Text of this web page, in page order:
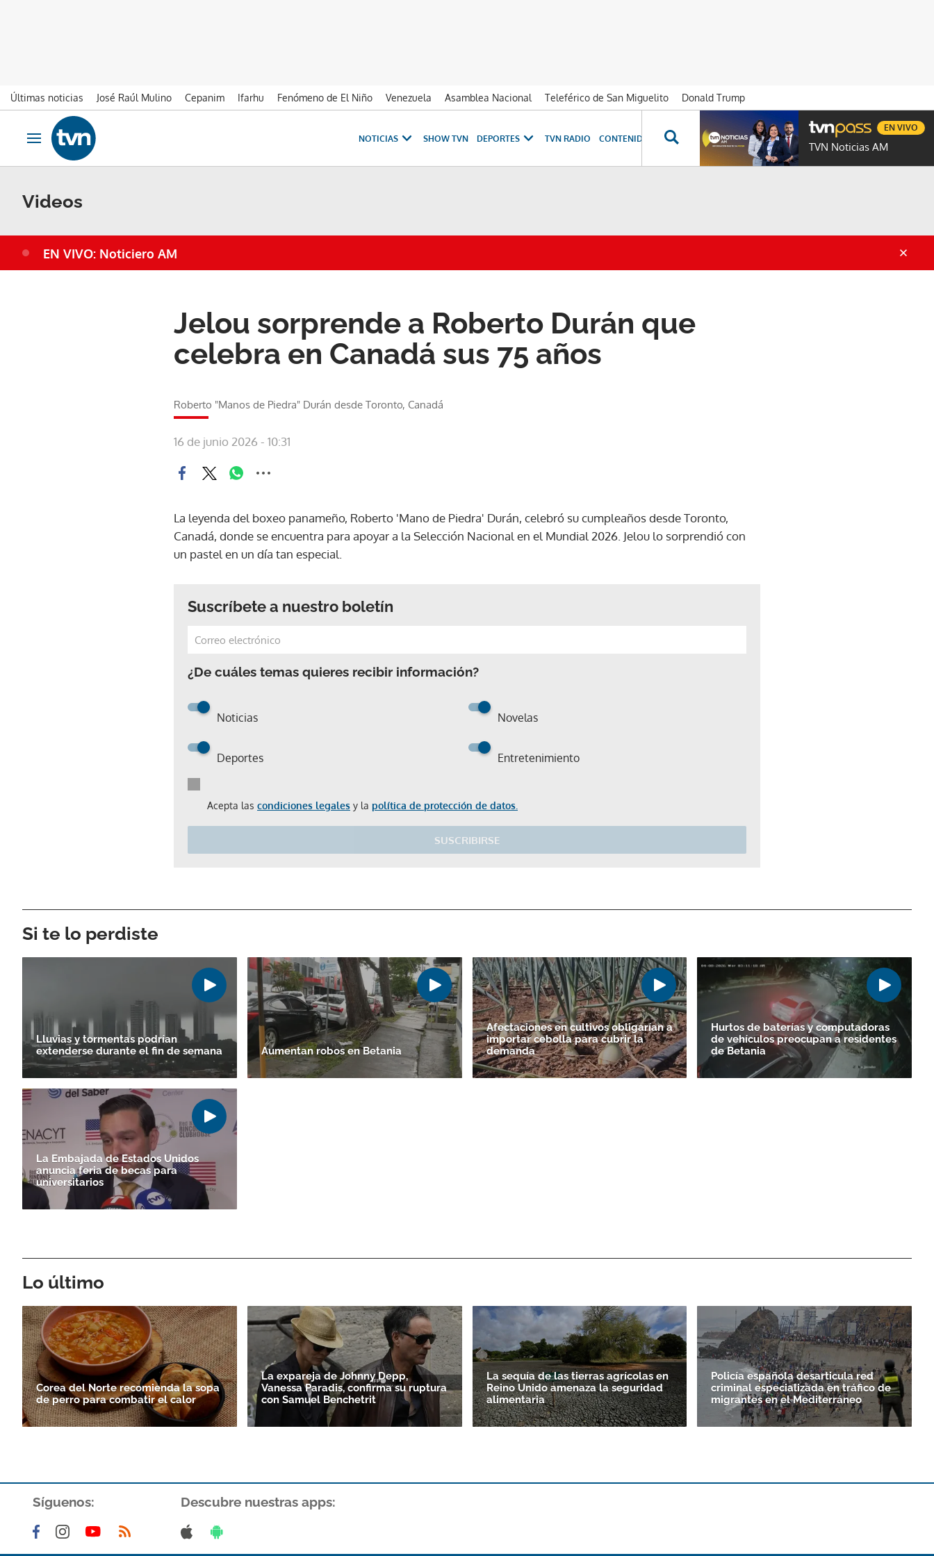
Últimas noticias José Raúl Mulino Cepanim Ifarhu Fenómeno de El Niño Venezuela Asamblea Nacional Teleférico de San Miguelito
Donald Trump
Ir al contenido
Obrir navegació
NOTICIAS SHOW TVN DEPORTES TVN RADIO CONTENIDOS ESPECIALES NOVELAS PROGRAMAS GENTE TVN
TVN Noticias AM
EN VIVO
Videos
EN VIVO: Noticiero AM
Jelou sorprende a Roberto Durán que
celebra en Canadá sus 75 años
Roberto "Manos de Piedra" Durán desde Toronto, Canadá
16 de junio 2026 - 10:31
La leyenda del boxeo panameño, Roberto 'Mano de Piedra' Durán, celebró su cumpleaños desde Toronto,
Canadá, donde se encuentra para apoyar a la Selección Nacional en el Mundial 2026. Jelou lo sorprendió con
un pastel en un día tan especial.
Suscríbete a nuestro boletín
¿De cuáles temas quieres recibir información?
Noticias Novelas
Deportes Entretenimiento
Acepta las condiciones legales y la política de protección de datos.
SUSCRIBIRSE
Gracias por suscribirte a nuestro boletín.
Si te lo perdiste
Lluvias y tormentas podrían
extenderse durante el fin de semana
Aumentan robos en Betania
Afectaciones en cultivos obligarían a
importar cebolla para cubrir la
demanda
Hurtos de baterías y computadoras
de vehículos preocupan a residentes
de Betania
La Embajada de Estados Unidos
anuncia feria de becas para
universitarios
Lo último
Corea del Norte recomienda la sopa
de perro para combatir el calor
La expareja de Johnny Depp,
Vanessa Paradis, confirma su ruptura
con Samuel Benchetrit
La sequía de las tierras agrícolas en
Reino Unido amenaza la seguridad
alimentaria
Policía española desarticula red
criminal especializada en tráfico de
migrantes en el Mediterráneo
Síguenos: Descubre nuestras apps: